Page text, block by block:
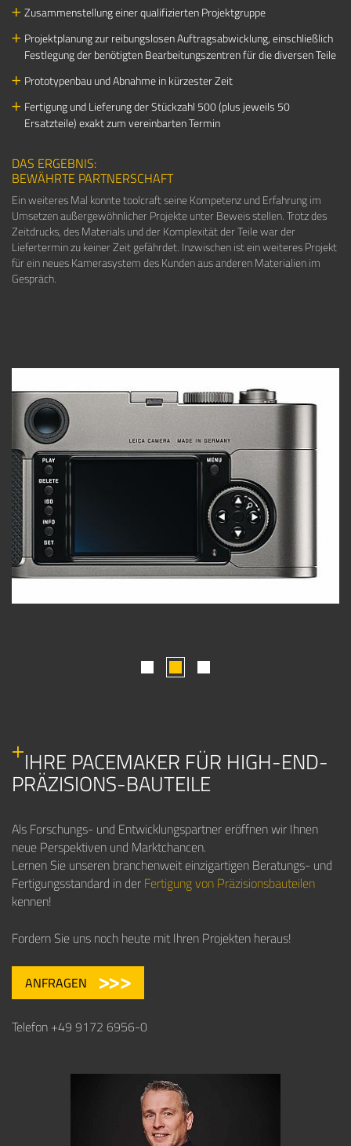
Zusammenstellung einer qualifizierten Projektgruppe
Projektplanung zur reibungslosen Auftragsabwicklung, einschließlich
Festlegung der benötigten Bearbeitungszentren für die diversen Teile
Prototypenbau und Abnahme in kürzester Zeit
Fertigung und Lieferung der Stückzahl 500 (plus jeweils 50
Ersatzteile) exakt zum vereinbarten Termin
DAS ERGEBNIS:
BEWÄHRTE PARTNERSCHAFT
Ein weiteres Mal konnte toolcraft seine Kompetenz und Erfahrung im
Umsetzen außergewöhnlicher Projekte unter Beweis stellen. Trotz des
Zeitdrucks, des Materials und der Komplexität der Teile war der
Liefertermin zu keiner Zeit gefährdet. Inzwischen ist ein weiteres Projekt
für ein neues Kamerasystem des Kunden aus anderen Materialien im
Gespräch.
1 2
IHRE PACEMAKER FÜR HIGH-END-
PRÄZISIONS-BAUTEILE
Als Forschungs- und Entwicklungspartner eröffnen wir Ihnen
neue Perspektiven und Marktchancen.
Lernen Sie unseren branchenweit einzigartigen Beratungs- und
Fertigungsstandard in der Fertigung von Präzisionsbauteilen
kennen!
Fordern Sie uns noch heute mit Ihren Projekten heraus!
ANFRAGEN
Telefon +49 9172 6956-0